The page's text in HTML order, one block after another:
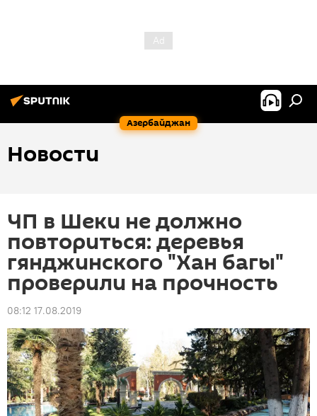
Азербайджан
Новости
ЧП в Шеки не должно
повториться: деревья
гянджинского "Хан багы"
проверили на прочность
08:12 17.08.2019